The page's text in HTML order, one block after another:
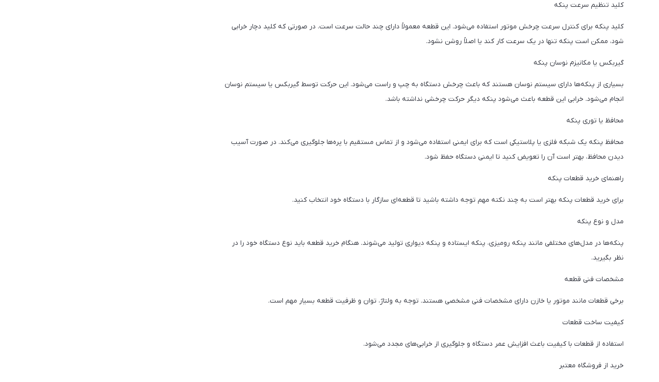
کلید تنظیم سرعت پنکه
کلید پنکه برای کنترل سرعت چرخش موتور استفاده می‌شود. این قطعه معمولاً دارای چند حالت سرعت است. در صورتی که کلید دچار خرابی
شود، ممکن است پنکه تنها در یک سرعت کار کند یا اصلاً روشن نشود.
گیربکس یا مکانیزم نوسان پنکه
بسیاری از پنکه‌ها دارای سیستم نوسان هستند که باعث چرخش دستگاه به چپ و راست می‌شود. این حرکت توسط گیربکس یا سیستم نوسان
انجام می‌شود. خرابی این قطعه باعث می‌شود پنکه دیگر حرکت چرخشی نداشته باشد.
محافظ یا توری پنکه
محافظ پنکه یک شبکه فلزی یا پلاستیکی است که برای ایمنی استفاده می‌شود و از تماس مستقیم با پره‌ها جلوگیری می‌کند. در صورت آسیب
دیدن محافظ، بهتر است آن را تعویض کنید تا ایمنی دستگاه حفظ شود.
راهنمای خرید قطعات پنکه
برای خرید قطعات پنکه بهتر است به چند نکته مهم توجه داشته باشید تا قطعه‌ای سازگار با دستگاه خود انتخاب کنید.
مدل و نوع پنکه
پنکه‌ها در مدل‌های مختلفی مانند پنکه رومیزی، پنکه ایستاده و پنکه دیواری تولید می‌شوند. هنگام خرید قطعه باید نوع دستگاه خود را در
نظر بگیرید.
مشخصات فنی قطعه
برخی قطعات مانند موتور یا خازن دارای مشخصات فنی مشخصی هستند. توجه به ولتاژ، توان و ظرفیت قطعه بسیار مهم است.
کیفیت ساخت قطعات
استفاده از قطعات با کیفیت باعث افزایش عمر دستگاه و جلوگیری از خرابی‌های مجدد می‌شود.
خرید از فروشگاه معتبر